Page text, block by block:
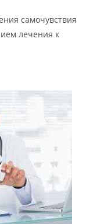
самочувствия
лечения к